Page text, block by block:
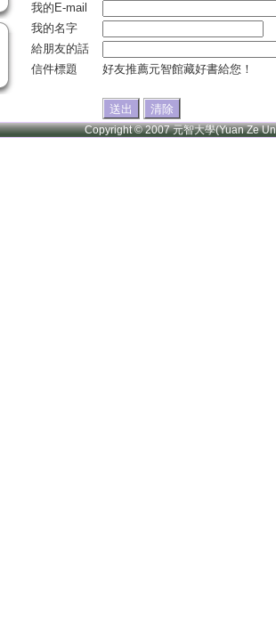
我的E-mail
我的名字
給朋友的話
信件標題
好友推薦元智館藏好書給您！
Copyright © 2007 元智大學(Yuan Ze